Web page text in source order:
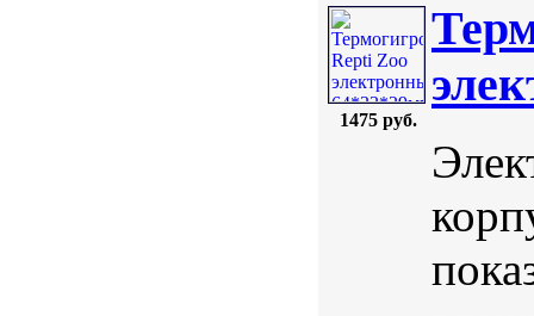
1475 руб.